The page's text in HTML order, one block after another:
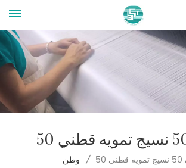
وطن /